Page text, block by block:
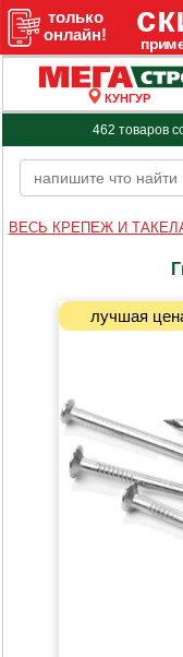
КУНГУР
462 товаров
ВЕСЬ КРЕПЕЖ И